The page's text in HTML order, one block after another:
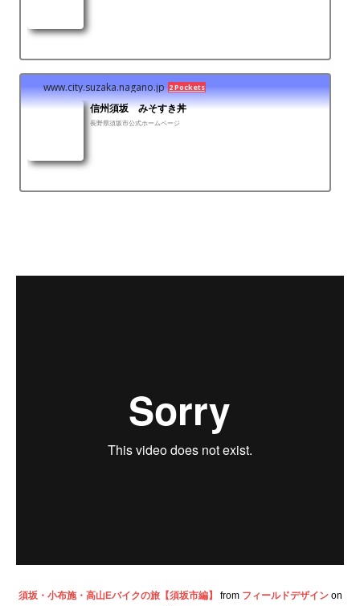
www.city.suzaka.nagano.jp 2 Pockets
信州須坂 みそすき丼
長野県須坂市公式ホームページ
須坂・小布施・高山Eバイクの旅【須坂市編】 from フィールドデザインon